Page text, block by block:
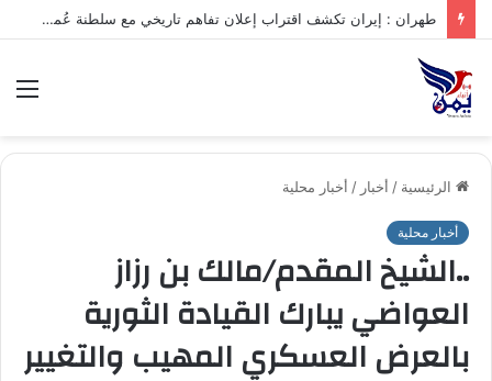
طهران : إيران تكشف اقتراب إعلان تفاهم تاريخي مع سلطنة عُمان بشأن تنظيم الملاحة في مضيق هرمز
الرئيسية / أخبار / أخبار محلية
أخبار محلية
..الشيخ المقدم/مالك بن رزاز
العواضي يبارك القيادة الثورية
بالعرض العسكري المهيب والتغيير